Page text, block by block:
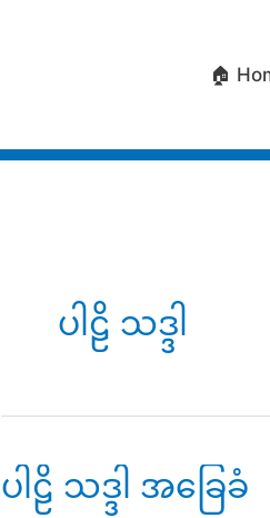
🏠
ပါဠိ သဒ္ဒါ
ပါဠိ သဒ္ဒါ အခြေခံ